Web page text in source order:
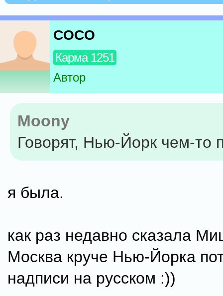
COCO
Карма 1251
Автор
Moony
Говорят, Нью-Йорк чем-то
я была.
как раз недавно сказала
Москва круче Нью-Йорка
надписи на русском :))